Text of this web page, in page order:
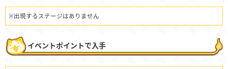
※出現するステージはありません
イベントポイントで入手